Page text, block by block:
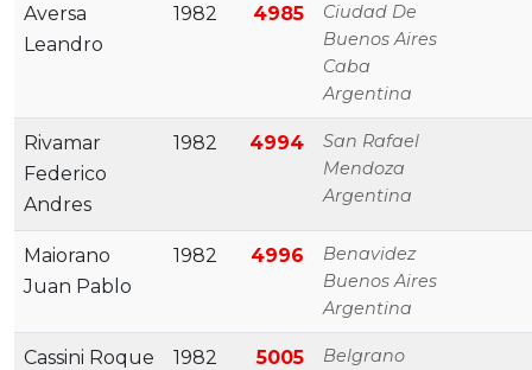
Aversa
Leandro
1982 4985
Ciudad De
Buenos Aires
Caba
Argentina
Rivamar
Federico
Andres
1982 4994
San Rafael
Mendoza
Argentina
Maiorano
Juan Pablo
1982 4996
Benavidez
Buenos Aires
Argentina
Cassini Roque
1982 5005
Belgrano